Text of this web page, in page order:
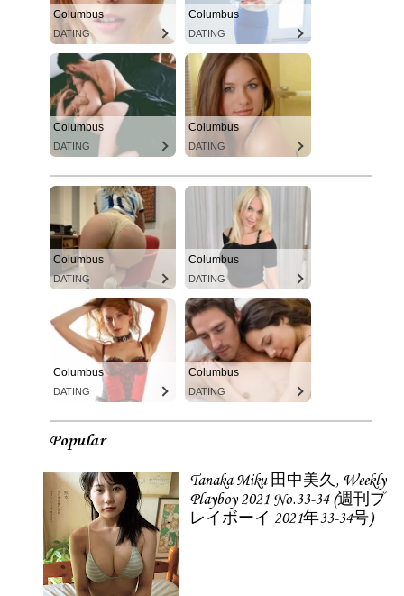
Columbus
DATING
Columbus
DATING
Columbus
DATING
Columbus
DATING
Columbus
DATING
Columbus
DATING
Columbus
DATING
Columbus
DATING
Popular
Tanaka Miku 田中美久, Weekly
Playboy 2021 No.33-34 (週刊プ
レイボーイ 2021年33-34号)